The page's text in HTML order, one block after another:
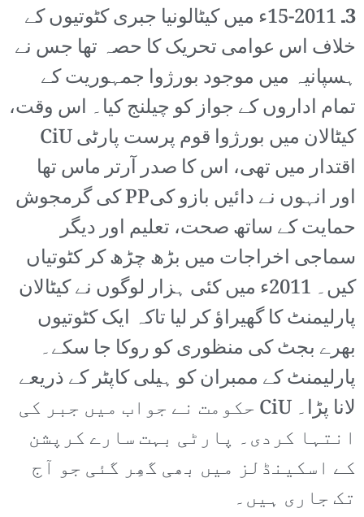
3۔
2011-15ء میں کیٹالونیا جبری کٹوتیوں کے
خلاف اس عوامی تحریک کا حصہ تھا جس نے
ہسپانیہ میں موجود بورژوا جمہوریت کے
تمام اداروں کے جواز کو چیلنج کیا۔ اس وقت،
کیٹالان میں بورژوا قوم پرست پارٹی CiU
اقتدار میں تھی، اس کا صدر آرتر ماس تھا
اور انہوں نے دائیں بازو کیPP کی گرمجوش
حمایت کے ساتھ صحت، تعلیم اور دیگر
سماجی اخراجات میں بڑھ چڑھ کر کٹوتیاں
کیں۔ 2011ء میں کئی ہزار لوگوں نے کیٹالان
پارلیمنٹ کا گھیراؤ کر لیا تاکہ ایک کٹوتیوں
بھرے بجٹ کی منظوری کو روکا جا سکے۔
پارلیمنٹ کے ممبران کو ہیلی کاپٹر کے ذریعے
لانا پڑا۔ CiU حکومت نے جواب میں جبر کی
انتہا کردی۔ پارٹی بہت سارے کرپشن
کے اسکینڈلز میں بھی گھِر گئی جو آج
تک جاری ہیں۔